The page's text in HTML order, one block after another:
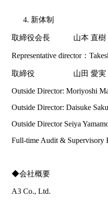
新体制
取締役会長 山本 直樹
Representative director：
取締役 山田 愛実
Outside Director: Moriyoshi
Outside Director: Daisuke
Outside Director Seiya
Full-time Audit & Supervisory
◆会社概要
A3 Co., Ltd.